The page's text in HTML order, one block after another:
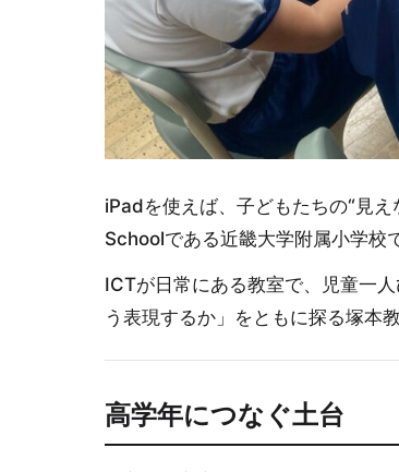
iPadを使えば、子どもたちの“見
Schoolである近畿大学附属小学校
ICTが日常にある教室で、児童一
う表現するか」をともに探る塚本
高学年につなぐ土台